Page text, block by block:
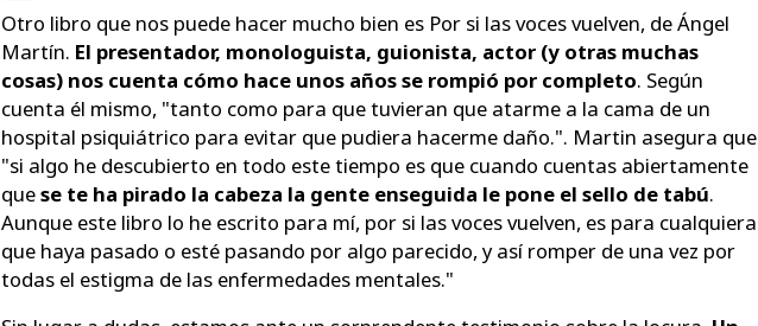
Otro libro que nos puede hacer mucho bien es Por si las voces vuelven, de Ángel
Martín. El presentador, monologuista, guionista, actor (y otras muchas
cosas) nos cuenta cómo hace unos años se rompió por completo. Según
cuenta él mismo, "tanto como para que tuvieran que atarme a la cama de un
hospital psiquiátrico para evitar que pudiera hacerme daño.". Martin asegura que
"si algo he descubierto en todo este tiempo es que cuando cuentas abiertamente
quese te ha pirado la cabeza la gente enseguida le pone el sello de tabú.
Aunque este libro lo he escrito para mí, por si las voces vuelven, es para cualquiera
que haya pasado o esté pasando por algo parecido, y así romper de una vez por
todas el estigma de las enfermedades mentales."